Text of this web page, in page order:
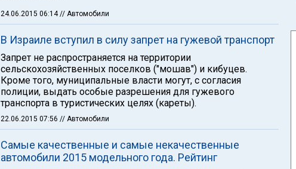
24.06.2015 06:14// Автомобили
В Израиле вступил в силу запрет на гужевой транспорт
Запрет не распространяется на территории
сельскохозяйственных поселков ("мошав") и кибуцев.
Кроме того, муниципальные власти могут, с согласия
полиции, выдать особые разрешения для гужевого
транспорта в туристических целях (кареты).
22.06.2015 07:56 // Автомобили
Самые качественные и самые некачественные
автомобили 2015 модельного года. Рейтинг